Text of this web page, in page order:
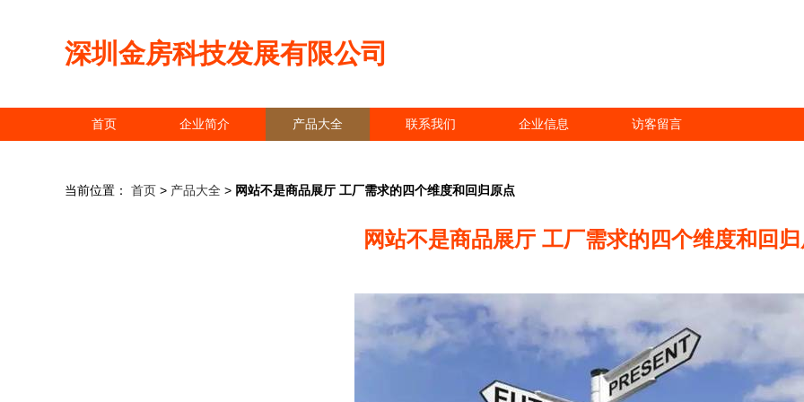
深圳金房科技发展有限公司
首页 企业简介 产品大全 联系我们 企业信息 访客留言
当前位置： 首页 > 产品大全 > 网站不是商品展厅 工厂需求的四个维度和回归原点
网站不是商品展厅 工厂需求的四个维度和回